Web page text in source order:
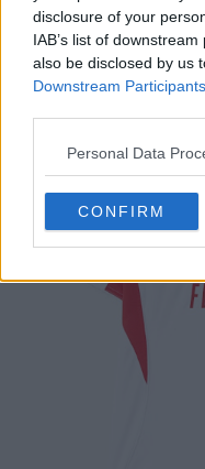
disclosure of your
IAB’s list of
also be disclosed by us
Downstream Participants
Personal Data
CONFIRM
Terza maglia del